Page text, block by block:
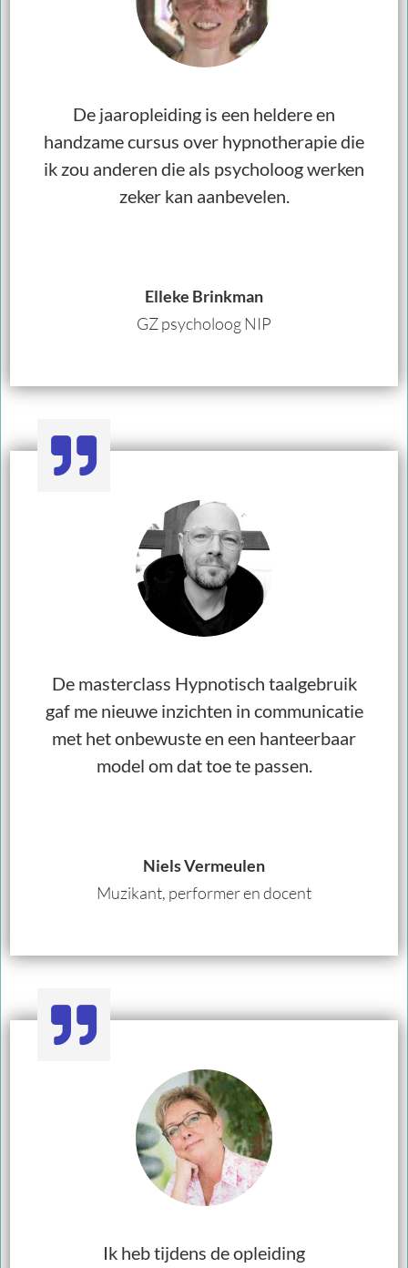
De jaaropleiding is een heldere en
handzame cursus over hypnotherapie die
ik zou anderen die als psycholoog werken
zeker kan aanbevelen.
Elleke Brinkman
GZ psycholoog NIP
De masterclass Hypnotisch taalgebruik
gaf me nieuwe inzichten in communicatie
met het onbewuste en een hanteerbaar
model om dat toe te passen.
Niels Vermeulen
Muzikant, performer en docent
Ik heb tijdens de opleiding